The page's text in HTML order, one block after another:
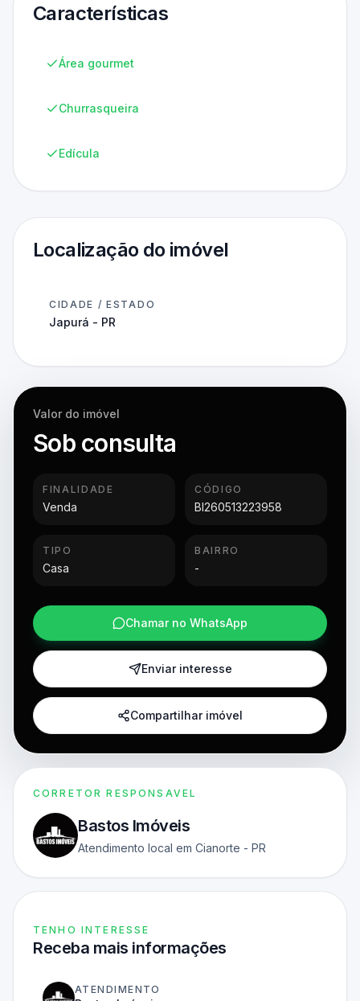
Características
Área gourmet
Churrasqueira
Edícula
Localização do imóvel
CIDADE / ESTADO
Japurá - PR
Valor do imóvel
Sob consulta
FINALIDADE
Venda
CÓDIGO
BI260513223958
TIPO
Casa
BAIRRO
-
Chamar no WhatsApp
Enviar interesse
Compartilhar imóvel
CORRETOR RESPONSAVEL
Bastos Imóveis
Atendimento local em Cianorte - PR
TENHO INTERESSE
Receba mais informações
ATENDIMENTO